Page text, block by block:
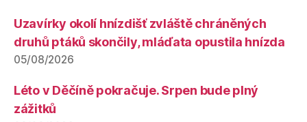
Uzavírky okolí hnízdišť zvláště chráněných
druhů ptáků skončily, mláďata opustila hnízda
05/08/2026
Léto v Děčíně pokračuje. Srpen bude plný
zážitků